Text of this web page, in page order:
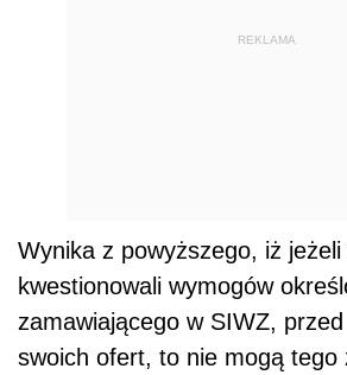
REKLAMA
Wynika z powyższego, iż
kwestionowali wymogów
zamawiającego w SIWZ, przed
swoich ofert, to nie mogą tego